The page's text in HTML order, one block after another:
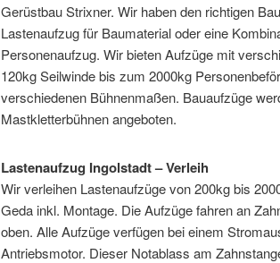
Gerüstbau Strixner. Wir haben den richtigen
Lastenaufzug für Baumaterial oder eine
Personenaufzug. Wir bieten Aufzüge mit
120kg Seilwinde bis zum 2000kg
verschiedenen Bühnenmaßen. Bauaufzüge
Mastkletterbühnen angeboten.
Lastenaufzug Ingolstadt – Verleih
Wir verleihen Lastenaufzüge von 200kg bis
Geda inkl. Montage. Die Aufzüge fahren an
oben. Alle Aufzüge verfügen bei einem
Antriebsmotor. Dieser Notablass am